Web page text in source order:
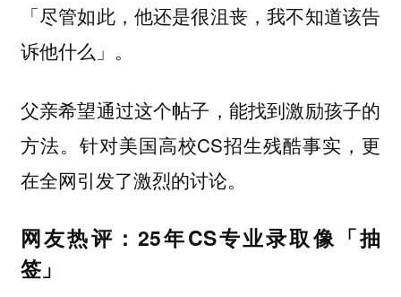
「尽管如此，他还是很沮丧，我不知道该告
诉他什么」。
父亲希望通过这个帖子，能找到激励孩子的
方法。针对美国高校CS招生残酷事实，更
在全网引发了激烈的讨论。
网友热评：25年CS专业录取像「抽
签」